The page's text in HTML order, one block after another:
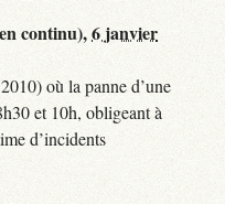
continu),6 janvier
où la panne d’une
et 10h, obligeant à
d’incidents